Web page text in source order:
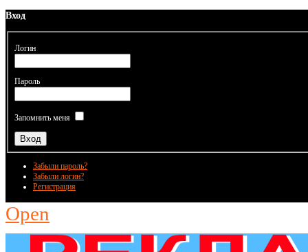
Вход
Логин
Пароль
Запомнить меня
Забыли пароль?
Забыли логин?
Регистрация
Open